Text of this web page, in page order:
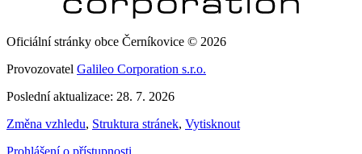
Oficiální stránky obce Černíkovice © 2026
Provozovatel Galileo Corporation s.r.o.
Poslední aktualizace: 28. 7. 2026
Změna vzhledu, Struktura stránek, Vytisknout
Prohlášení o přístupnosti